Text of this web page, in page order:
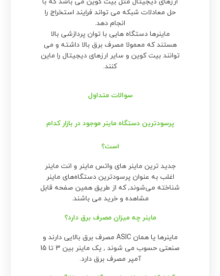
ارزهای دیجیتال مثل بیت کوین می باشد که با
حل معادلات شبکه می تواند فرایند استخراج را
انجام دهد.
ماینرها دستگاه هایی با توان پردازشی بالا
هستند که معمولا مصرف برق بالا داشته و می
توانند بیت کوین و سایر ارزهای دیجیتال را ماین
کنند.
سوالات متداول
پرسودترین دستگاه ماینر موجود در بازار کدام
است؟
جدید ترین ماینر های واتس ماینر و انت ماینر
اغلب به عنوان پرسودترین دستگاه‌های ماینر
شناخته می‌شوند, که از طریق همین صفحه قابل
مشاهده و خرید می باشند.
ماینر چه میزان مصرف برق دارد؟
ماینرها یا همان ASIC مصرف برق بالایی دارند و
صنعتی حسوب می شوند , یک ماینر بین 3 تا 15
آمپر مصرف برق دارد.